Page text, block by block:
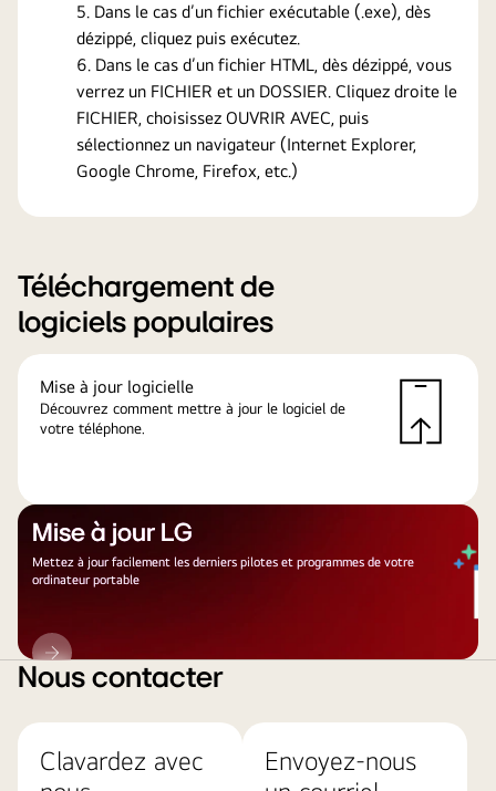
Dans le cas d’un fichier exécutable (.exe), dès
dézippé, cliquez puis exécutez.
Dans le cas d’un fichier HTML, dès dézippé, vous
verrez un FICHIER et un DOSSIER. Cliquez droite le
FICHIER, choisissez OUVRIR AVEC, puis
sélectionnez un navigateur (Internet Explorer,
Google Chrome, Firefox, etc.)
Téléchargement de
logiciels populaires
Mise à jour logicielle
Découvrez comment mettre à jour le logiciel de
votre téléphone.
Mise à jour LG
Mettez à jour facilement les derniers pilotes et programmes de votre
ordinateur portable
Mise
à
LG
Nous contacter
Clavardez avec
Envoyez-nous